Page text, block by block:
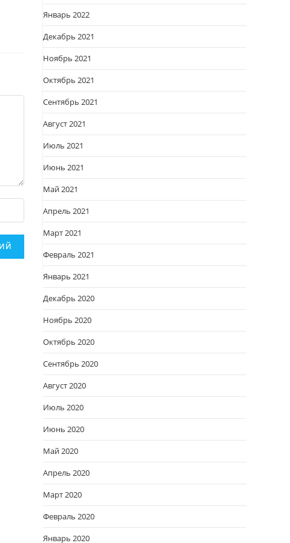
Январь 2022
Декабрь 2021
Ноябрь 2021
Октябрь 2021
Сентябрь 2021
Август 2021
Июль 2021
Июнь 2021
Май 2021
Апрель 2021
Март 2021
Февраль 2021
Январь 2021
Декабрь 2020
Ноябрь 2020
Октябрь 2020
Сентябрь 2020
Август 2020
Июль 2020
Июнь 2020
Май 2020
Апрель 2020
Март 2020
Февраль 2020
Январь 2020